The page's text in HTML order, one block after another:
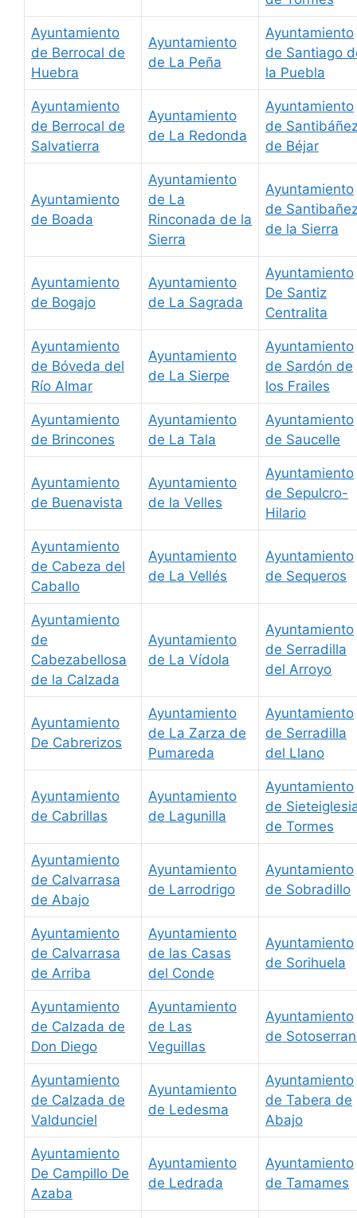
Ayuntamiento
de Berrocal de
Huebra
Ayuntamiento
de La Peña
Ayuntamiento
de Santiago
la Puebla
Ayuntamiento
de Berrocal de
Salvatierra
Ayuntamiento
de La Redonda
Ayuntamiento
de
de Béjar
Ayuntamiento
de Boada
Ayuntamiento
de La
Rinconada de la
Sierra
Ayuntamiento
de
de la Sierra
Ayuntamiento
de Bogajo
Ayuntamiento
de La Sagrada
Ayuntamiento
De Santiz
Centralita
Ayuntamiento
de Bóveda del
Río Almar
Ayuntamiento
de La Sierpe
Ayuntamiento
de Sardón de
los Frailes
Ayuntamiento
de Brincones
Ayuntamiento
de La Tala
Ayuntamiento
de Saucelle
Ayuntamiento
de Buenavista
Ayuntamiento
de la Velles
Ayuntamiento
de Sepulcro-
Hilario
Ayuntamiento
de Cabeza del
Caballo
Ayuntamiento
de La Vellés
Ayuntamiento
de Sequeros
Ayuntamiento
de
Cabezabellosa
de la Calzada
Ayuntamiento
de La Vídola
Ayuntamiento
de Serradilla
del Arroyo
Ayuntamiento
De Cabrerizos
Ayuntamiento
de La Zarza de
Pumareda
Ayuntamiento
de Serradilla
del Llano
Ayuntamiento
de Cabrillas
Ayuntamiento
de Lagunilla
Ayuntamiento
de
de Tormes
Ayuntamiento
de Calvarrasa
de Abajo
Ayuntamiento
de Larrodrigo
Ayuntamiento
de Sobradillo
Ayuntamiento
de Calvarrasa
de Arriba
Ayuntamiento
de las Casas
del Conde
Ayuntamiento
de Sorihuela
Ayuntamiento
de Calzada de
Don Diego
Ayuntamiento
de Las
Veguillas
Ayuntamiento
de
Ayuntamiento
de Calzada de
Valdunciel
Ayuntamiento
de Ledesma
Ayuntamiento
de Tabera de
Abajo
Ayuntamiento
De Campillo De
Azaba
Ayuntamiento
de Ledrada
Ayuntamiento
de Tamames